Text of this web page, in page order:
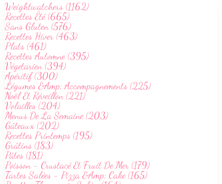
Weightwatchers (1162)
Recettes Été (665)
Sans Gluten (576)
Recettes Hiver (463)
Plats (461)
Recettes Automne (395)
Végetarien (394)
Apéritif (300)
Légumes &Amp; Accompagnements (225)
Noël Et Réveillon (221)
Volailles (204)
Menus De La Semaine (203)
Gâteaux (202)
Recettes Printemps (195)
Grâtins (183)
Pâtes (181)
Poisson - Crustacé Et Fruit De Mer (179)
Tartes Salées - Pizza &Amp; Cake (165)